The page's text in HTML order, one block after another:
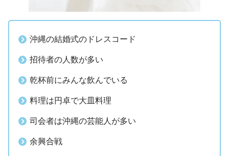
沖縄の結婚式のドレスコード
招待者の人数が多い
乾杯前にみんな飲んでいる
料理は円卓で大皿料理
司会者は沖縄の芸能人が多い
余興合戦